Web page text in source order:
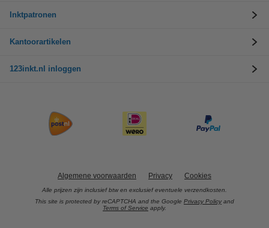
Inktpatronen
Kantoorartikelen
123inkt.nl inloggen
Algemene voorwaarden Privacy Cookies
Alle prijzen zijn inclusief btw en exclusief eventuele verzendkosten.
This site is protected by reCAPTCHA and the Google Privacy Policy and
Terms of Service apply.